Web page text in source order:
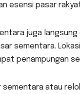
esensi pasar
juga
sementara.
penampungan
atau